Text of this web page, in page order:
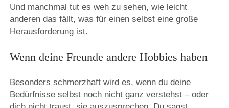
Und manchmal tut es weh zu sehen, wie leicht
anderen das fällt, was für einen selbst eine große
Herausforderung ist.
Wenn deine Freunde andere Hobbies haben
Besonders schmerzhaft wird es, wenn du deine
Bedürfnisse selbst noch nicht ganz verstehst – oder